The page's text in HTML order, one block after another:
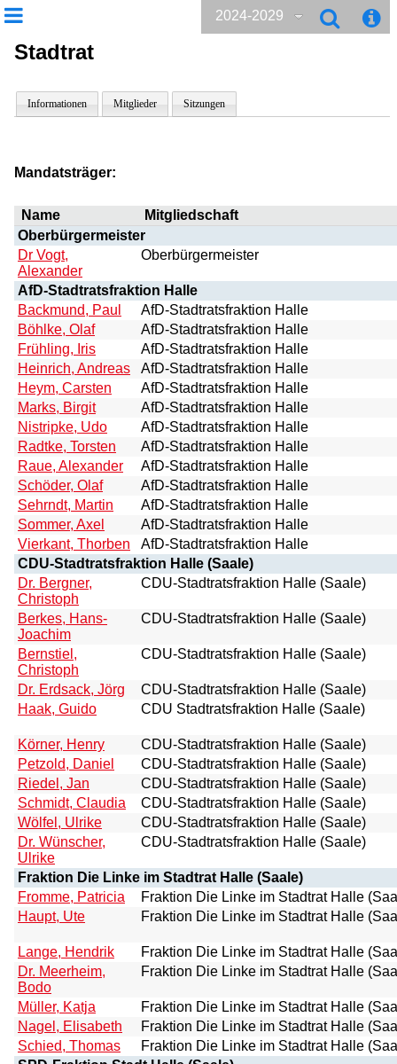
2024-2029
Stadtrat
Informationen Mitglieder Sitzungen
Mandatsträger:
Name
Mitgliedschaft
Oberbürgermeister
Dr Vogt,
Alexander
Oberbürgermeister
AfD-Stadtratsfraktion Halle
Backmund, Paul
AfD-Stadtratsfraktion Halle
Böhlke, Olaf
AfD-Stadtratsfraktion Halle
Frühling, Iris
AfD-Stadtratsfraktion Halle
Heinrich, Andreas
AfD-Stadtratsfraktion Halle
Heym, Carsten
AfD-Stadtratsfraktion Halle
Marks, Birgit
AfD-Stadtratsfraktion Halle
Nistripke, Udo
AfD-Stadtratsfraktion Halle
Radtke, Torsten
AfD-Stadtratsfraktion Halle
Raue, Alexander
AfD-Stadtratsfraktion Halle
Schöder, Olaf
AfD-Stadtratsfraktion Halle
Sehrndt, Martin
AfD-Stadtratsfraktion Halle
Sommer, Axel
AfD-Stadtratsfraktion Halle
Vierkant, Thorben
AfD-Stadtratsfraktion Halle
CDU-Stadtratsfraktion Halle (Saale)
Dr. Bergner,
Christoph
CDU-Stadtratsfraktion Halle (Saale)
Berkes, Hans-
Joachim
CDU-Stadtratsfraktion Halle (Saale)
Bernstiel,
Christoph
CDU-Stadtratsfraktion Halle (Saale)
Dr. Erdsack, Jörg
CDU-Stadtratsfraktion Halle (Saale)
Haak, Guido
CDU Stadtratsfraktion Halle (Saale)
Körner, Henry
CDU-Stadtratsfraktion Halle (Saale)
Petzold, Daniel
CDU-Stadtratsfraktion Halle (Saale)
Riedel, Jan
CDU-Stadtratsfraktion Halle (Saale)
Schmidt, Claudia
CDU-Stadtratsfraktion Halle (Saale)
Wölfel, Ulrike
CDU-Stadtratsfraktion Halle (Saale)
Dr. Wünscher,
Ulrike
CDU-Stadtratsfraktion Halle (Saale)
Fraktion Die Linke im Stadtrat Halle (Saale)
Fromme, Patricia
Fraktion Die Linke im Stadtrat Halle
Haupt, Ute
Fraktion Die Linke im Stadtrat Halle
Lange, Hendrik
Fraktion Die Linke im Stadtrat Halle
Dr. Meerheim,
Bodo
Fraktion Die Linke im Stadtrat Halle
Müller, Katja
Fraktion Die Linke im Stadtrat Halle
Nagel, Elisabeth
Fraktion Die Linke im Stadtrat Halle
Schied, Thomas
Fraktion Die Linke im Stadtrat Halle